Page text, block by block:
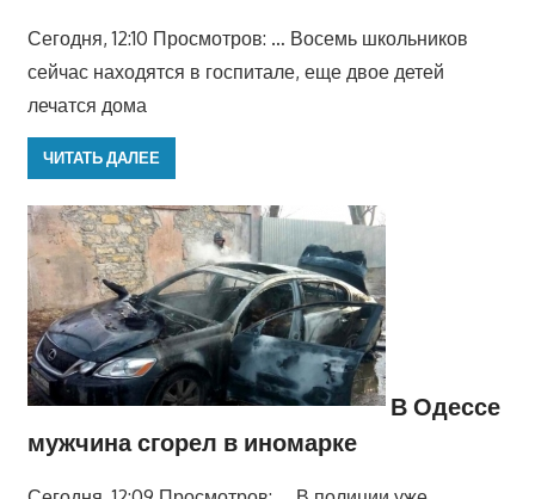
Сегодня, 12:10 Просмотров: … Восемь школьников
сейчас находятся в госпитале, еще двое детей
лечатся дома
ЧИТАТЬ ДАЛЕЕ
В Одессе
мужчина сгорел в иномарке